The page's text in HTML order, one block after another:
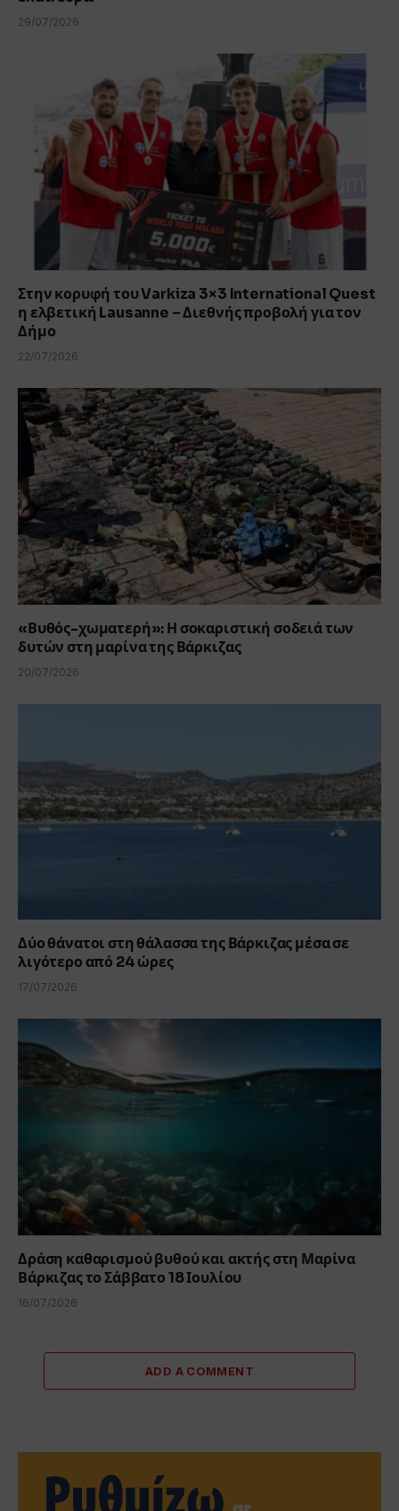
29/07/2026
Στην κορυφή του Varkiza 3×3 International Quest
η ελβετική Lausanne – Διεθνής προβολή για τον
Δήμο
22/07/2026
«Βυθός-χωματερή»: Η σοκαριστική σοδειά των
δυτών στη μαρίνα της Βάρκιζας
20/07/2026
Δύο θάνατοι στη θάλασσα της Βάρκιζας μέσα σε
λιγότερο από 24 ώρες
17/07/2026
Δράση καθαρισμού βυθού και ακτής στη Μαρίνα
Βάρκιζας το Σάββατο 18 Ιουλίου
16/07/2026
ADD A COMMENT